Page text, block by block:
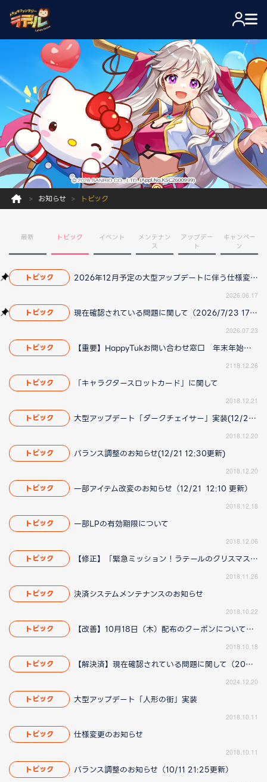
お知らせ トピック
最新 トピック イベント
メンテナン
ス
アップデー
ト
キャンペー
ン
トピック 2026年12月予定の大型アップデートに伴う仕様変更のお知らせ
2026.06.17
トピック 現在確認されている問題に関して（2026/7/23 17:00更新）
2026.07.23
トピック 【重要】HappyTukお問い合わせ窓口 年末年始の営業についてのお知らせ
2118.12.26
トピック 「キャラクタースロットカード」に関して
2018.12.21
トピック 大型アップデート「ダークチェイサー」実装(12/21 12:10更新)
2018.12.20
トピック バランス調整のお知らせ(12/21 12:30更新)
2018.12.20
トピック 一部アイテム改変のお知らせ（12/21 12:10 更新）
2018.12.18
トピック 一部LPの有効期限について
2018.12.06
トピック 【修正】「緊急ミッション！ラテールのクリスマスを救え！」イベントに関して(11/29 14:15更新)
2018.11.26
トピック 決済システムメンテナンスのお知らせ
2018.10.22
トピック 【改善】10月18日（木）配布のクーポンについてのお知らせ（10/18 19:30更新）
2018.10.18
トピック 【解決済】現在確認されている問題に関して（2025/1/23 13:00更新）
2024.12.20
トピック 大型アップデート「人形の街」実装
2018.10.11
トピック 仕様変更のお知らせ
2018.10.11
トピック バランス調整のお知らせ（10/11 21:25更新）